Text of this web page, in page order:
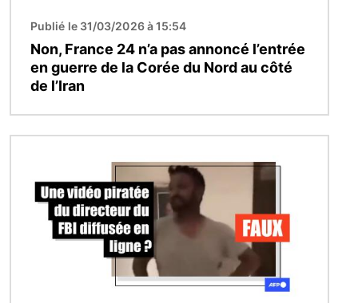
Publié le 31/03/2026 à 15:54
Non, France 24 n’a pas annoncé l’entrée
en guerre de la Corée du Nord au côté
de l’Iran